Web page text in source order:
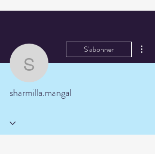
sharmilla.mangal
S'abonner
sharmilla.mangal